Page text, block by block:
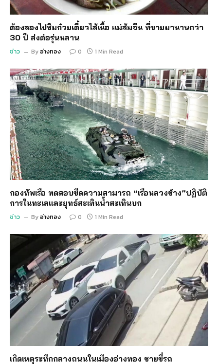
ต้องลองไปชิมก๋วยเตี๋ยวไส้เนื้อ แม่ส้มจีน ที่ขายมานานกว่า
30 ปี ส่งต่อรุ่นหลาน
ข่าว By อ่างทอง 0 1 Min Read
กองทัพเรือ ทดสอบขีดความสามารถ “เรือหลวงช้าง”ปฏิบัติ
การในทะเลและยุทธ์สะเทินน้ำสะเทินบก
ข่าว By อ่างทอง 0 1 Min Read
เกิดเหตุระทึกกลางถนนในเมืองอ่างทอง ชายขี่รถ